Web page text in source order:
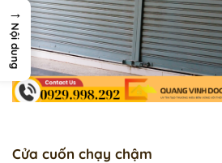
Cửa cuốn chạy chậm
→
Nội dung